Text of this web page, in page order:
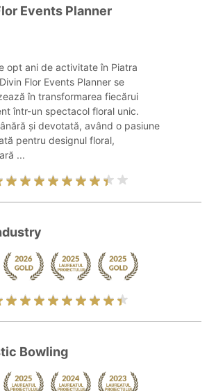
Events Planner
opt ani de activitate în Piatra
Flor Events Planner se
în transformarea fiecărui
într-un spectacol floral unic.
și devotată, având o pasiune
pentru designul floral,
...
Bowling